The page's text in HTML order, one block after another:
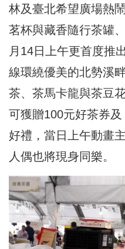
林及臺北希望廣場熱
茗杯與藏香隨行茶罐
月14日上午更首度推
線環繞優美的北勢溪
茶、茶馬卡龍與茶豆
可獲贈100元好茶券
好禮，當日上午動畫
人偶也將現身同樂。